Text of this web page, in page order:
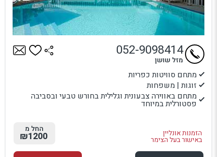
מתחם סוויטות כפריות
זוגות | משפחות
מתחם באווירה צבעונית וגלילית בחורש טבעי ובסביבה
פסטורלית במיוחד
הזמנות אונליין
באישור בעל הצימר
052-9098414
מזל שושן
החל מ
₪1200